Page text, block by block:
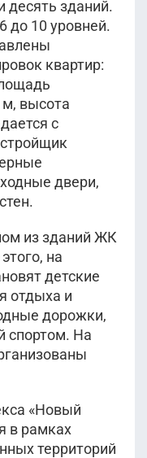
десять зданий.
до 10 уровней.
квартир:
м, высота
с
двери,
из зданий ЖК
на
детские
отдыха и
дорожки,
спортом. На
«Новый
в рамках
территорий